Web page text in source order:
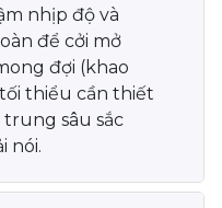
nhịp độ và
để cởi mở
đợi (khao
thiểu cần thiết
sâu sắc
nói.